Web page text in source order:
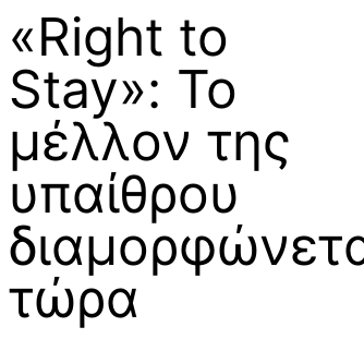
«Right to
Stay»: Το
μέλλον της
υπαίθρου
τώρα